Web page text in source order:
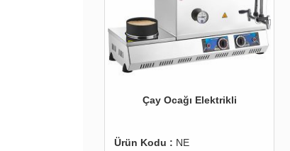
Çay Ocağı Elektrikli
Ürün Kodu : NE